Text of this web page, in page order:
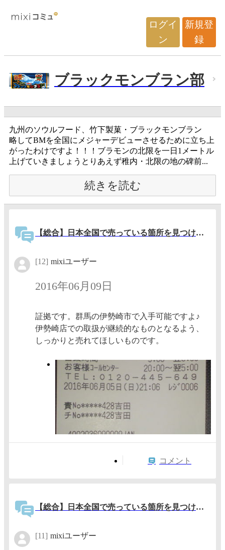
ログイ
ン
新規登
録
ブラックモンブラン部
九州のソウルフード、竹下製菓・ブラックモンブラン
略してBMを全国にメジャーデビューさせるために立ち上
がったわけですよ！！！ブラモンの北限を一日1メートル
上げていきましょうとりあえず稚内・北限の地の碑前...
続きを読む
【総合】日本全国で売っている箇所を見つけたら書き込むトピック
[12] mixiユーザー
2016年06月09日
証拠です。群馬の伊勢崎市で入手可能ですよ♪
伊勢崎店での取扱が継続的なものとなるよう、
しっかりと売れてほしいものです。
コメント
【総合】日本全国で売っている箇所を見つけたら書き込むトピック
[11] mixiユーザー